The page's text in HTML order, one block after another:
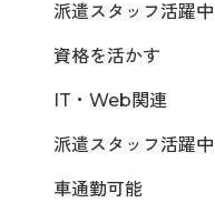
派遣スタッフ活躍中
資格を活かす
IT・Web関連
派遣スタッフ活躍中
車通勤可能